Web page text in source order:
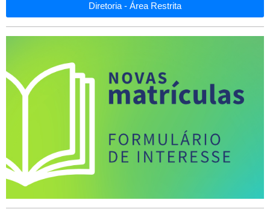
Diretoria - Área Restrita